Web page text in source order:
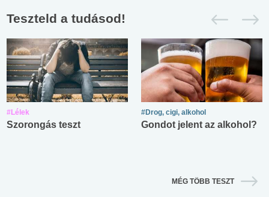
Teszteld a tudásod!
#Lélek
Szorongás teszt
#Drog, cigi, alkohol
Gondot jelent az alkohol?
MÉG TÖBB TESZT